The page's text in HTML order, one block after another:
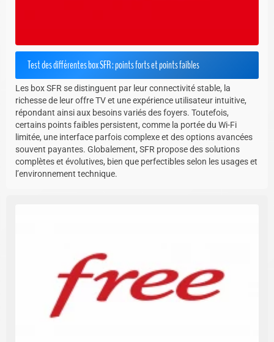
Test des différentes box SFR : points forts et points faibles
Les box SFR se distinguent par leur connectivité stable, la
richesse de leur offre TV et une expérience utilisateur intuitive,
répondant ainsi aux besoins variés des foyers. Toutefois,
certains points faibles persistent, comme la portée du Wi-Fi
limitée, une interface parfois complexe et des options avancées
souvent payantes. Globalement, SFR propose des solutions
complètes et évolutives, bien que perfectibles selon les usages et
l’environnement technique.